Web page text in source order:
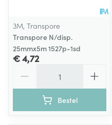
3M, Transpore
Transpore N/disp.
25mmx5m 1527p-1sd
€ 4,72
Bestel